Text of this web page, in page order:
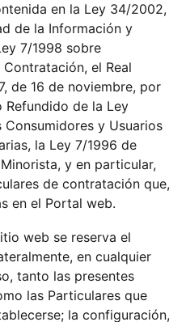
en la Ley 34/2002,
de la Información y
7/1998 sobre
el Real
de 16 de noviembre, por
Refundido de la Ley
Consumidores y Usuarios
la Ley 7/1996 de
y en particular,
de contratación que,
en el Portal web.
web se reserva el
en cualquier
tanto las presentes
las Particulares que
la configuración,